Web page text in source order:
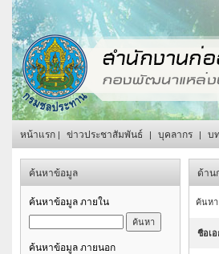
หน้าแรก | ข่าวประชาสัมพันธ์ | บุคลากร | บ
ค้นหาข้อมูล
ค้นหาข้อมูล ภายใน
ค้นหาข้อมูล ภายนอก
ด้าน
ค้นหา
ชือเ